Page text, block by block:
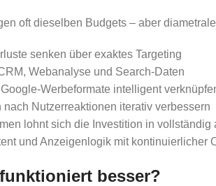
oft dieselben Budgets – aber
senken über exaktes Targeting
Webanalyse und Search-Daten
Werbeformate intelligent
nach Nutzerreaktionen iterativ verbessern
lohnt sich die Investition in
und Anzeigenlogik mit kontinuierlicher
besser?